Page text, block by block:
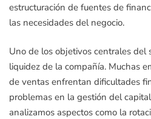
estructuración de fuentes de
las necesidades del negocio.
Uno de los objetivos centrales del
liquidez de la compañía. Muchas
de ventas enfrentan dificultades
problemas en la gestión del
analizamos aspectos como la